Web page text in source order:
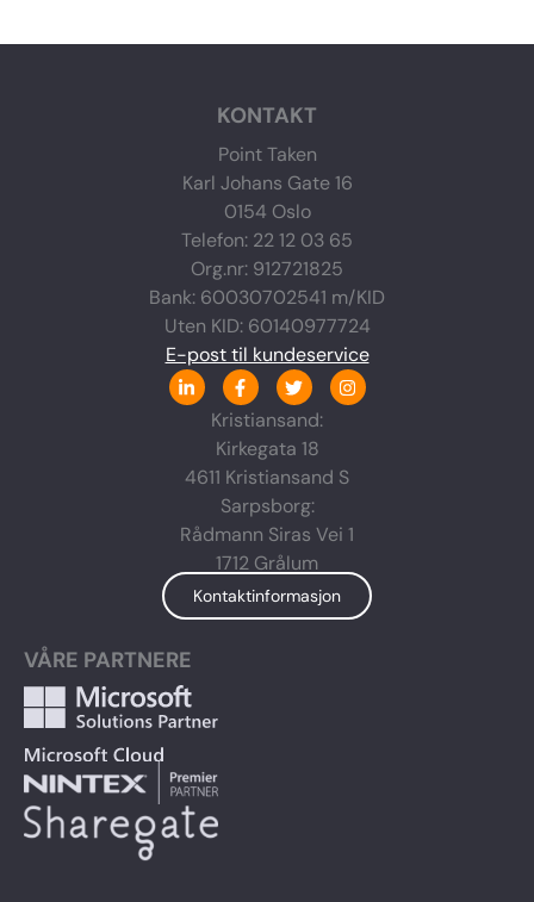
KONTAKT
Point Taken
Karl Johans Gate 16
0154 Oslo
Telefon: 22 12 03 65
Org.nr: 912721825
Bank: 60030702541 m/KID
Uten KID: 60140977724
E-post til kundeservice
L
i
n
d
i
i
F
a
c
e
b
o
o
k
-
f
T
w
i
t
t
r
I
n
s
g
r
Kristiansand:
Kirkegata 18
4611 Kristiansand S
Sarpsborg:
Rådmann Siras Vei 1
1712 Grålum
Kontaktinformasjon
VÅRE PARTNERE